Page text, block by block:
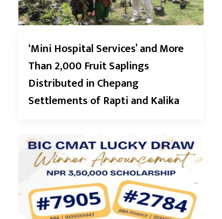
‘Mini Hospital Services’ and More
Than 2,000 Fruit Saplings
Distributed in Chepang
Settlements of Rapti and Kalika